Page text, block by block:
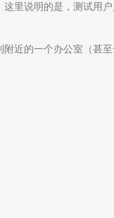
里说明的是，测试用
近的一个办公室（甚